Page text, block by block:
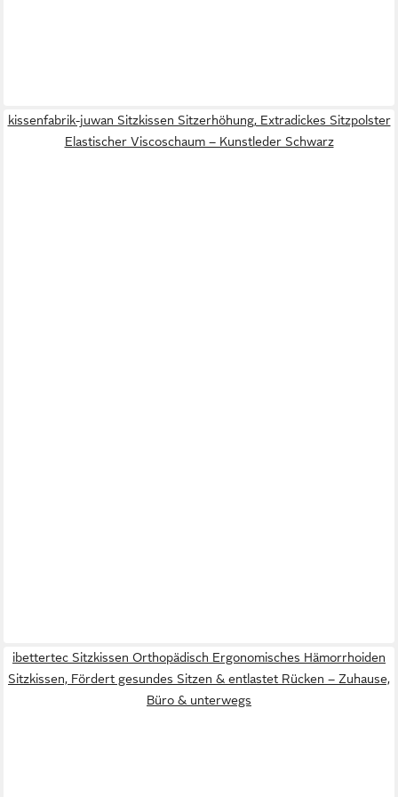
kissenfabrik-juwan Sitzkissen Sitzerhöhung, Extradickes Sitzpolster
Elastischer Viscoschaum – Kunstleder Schwarz
ibettertec Sitzkissen Orthopädisch Ergonomisches Hämorrhoiden
Sitzkissen, Fördert gesundes Sitzen & entlastet Rücken – Zuhause,
Büro & unterwegs